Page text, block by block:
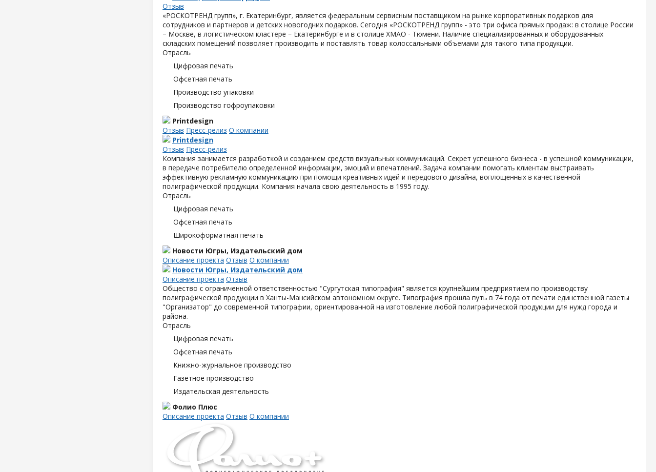
Отзыв
«РОСКОТРЕНД групп», г. Екатеринбург, является федеральным сервисным поставщиком на рынке корпоративных подарков для
сотрудников и партнеров и детских новогодних подарков. Сегодня «РОСКОТРЕНД групп» - это три офиса прямых продаж: в столице России
– Москве, в логистическом кластере – Екатеринбурге и в столице ХМАО - Тюмени. Наличие специализированных и оборудованных
складских помещений позволяет производить и поставлять товар колоссальными объемами для такого типа продукции.
Отрасль
Цифровая печать
Офсетная печать
Производство упаковки
Производство гофроупаковки
Printdesign
Отзыв Пресс-релиз О компании
Printdesign
Отзыв Пресс-релиз
Компания занимается разработкой и созданием средств визуальных коммуникаций. Секрет успешного бизнеса - в успешной коммуникации,
в передаче потребителю определенной информации, эмоций и впечатлений. Задача компании помогать клиентам выстраивать
эффективную рекламную коммуникацию при помощи креативных идей и передового дизайна, воплощенных в качественной
полиграфической продукции. Компания начала свою деятельность в 1995 году.
Отрасль
Цифровая печать
Офсетная печать
Широкоформатная печать
Новости Югры, Издательский дом
Описание проекта Отзыв О компании
Новости Югры, Издательский дом
Описание проекта Отзыв
Общество с ограниченной ответственностью "Сургутская типография" является крупнейшим предприятием по производству
полиграфической продукции в Ханты-Мансийском автономном округе. Типография прошла путь в 74 года от печати единственной газеты
"Организатор" до современной типографии, ориентированной на изготовление любой полиграфической продукции для нужд города и
района.
Отрасль
Цифровая печать
Офсетная печать
Книжно-журнальное производство
Газетное производство
Издательская деятельность
Фолио Плюс
Описание проекта Отзыв О компании